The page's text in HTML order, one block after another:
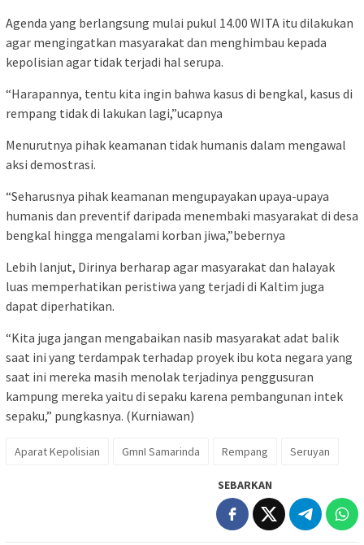
Agenda yang berlangsung mulai pukul 14.00 WITA itu dilakukan
agar mengingatkan masyarakat dan menghimbau kepada
kepolisian agar tidak terjadi hal serupa.
“Harapannya, tentu kita ingin bahwa kasus di bengkal, kasus di
rempang tidak di lakukan lagi,”ucapnya
Menurutnya pihak keamanan tidak humanis dalam mengawal
aksi demostrasi.
“Seharusnya pihak keamanan mengupayakan upaya-upaya
humanis dan preventif daripada menembaki masyarakat di desa
bengkal hingga mengalami korban jiwa,”bebernya
Lebih lanjut, Dirinya berharap agar masyarakat dan halayak
luas memperhatikan peristiwa yang terjadi di Kaltim juga
dapat diperhatikan.
“Kita juga jangan mengabaikan nasib masyarakat adat balik
saat ini yang terdampak terhadap proyek ibu kota negara yang
saat ini mereka masih menolak terjadinya penggusuran
kampung mereka yaitu di sepaku karena pembangunan intek
sepaku,” pungkasnya. (Kurniawan)
Aparat Kepolisian GmnI Samarinda Rempang Seruyan
SEBARKAN